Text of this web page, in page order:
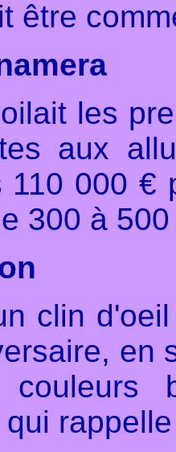
être
les
aux
110 000 €
300 à
clin
en
couleurs
qui